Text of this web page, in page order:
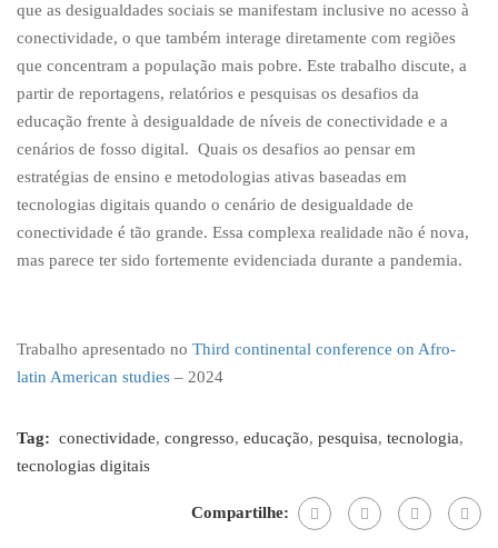
que as desigualdades sociais se manifestam inclusive no acesso à
conectividade, o que também interage diretamente com regiões
que concentram a população mais pobre. Este trabalho discute, a
partir de reportagens, relatórios e pesquisas os desafios da
educação frente à desigualdade de níveis de conectividade e a
cenários de fosso digital. Quais os desafios ao pensar em
estratégias de ensino e metodologias ativas baseadas em
tecnologias digitais quando o cenário de desigualdade de
conectividade é tão grande. Essa complexa realidade não é nova,
mas parece ter sido fortemente evidenciada durante a pandemia.
Trabalho apresentado no Third continental conference on Afro-
latin American studies – 2024
Tag: conectividade, congresso, educação, pesquisa, tecnologia,
tecnologias digitais
Compartilhe: